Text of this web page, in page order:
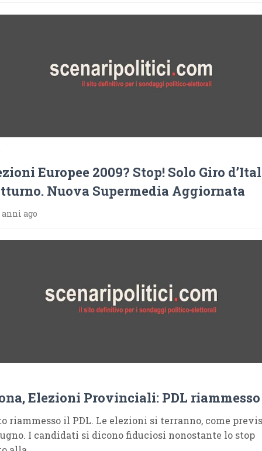
Europee 2009? Stop! Solo Giro
Nuova Supermedia Aggiornata
anni ago
Elezioni Provinciali: PDL riammesso
riammesso il PDL. Le elezioni si terranno, come
I candidati si dicono fiduciosi nonostante lo stop